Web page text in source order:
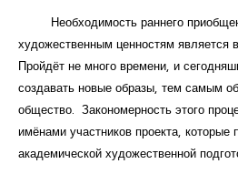
Необходимость раннего
художественным ценностям является
Пройдёт не много времени, и
создавать новые образы, тем самым
общество. Закономерность этого
имёнами участников проекта,
академической художественной